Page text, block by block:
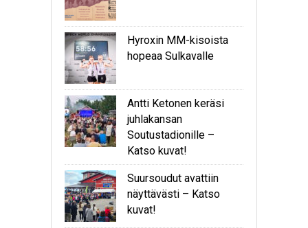
Hyroxin MM-kisoista
hopeaa Sulkavalle
Antti Ketonen keräsi
juhlakansan
Soutustadionille –
Katso kuvat!
Suursoudut avattiin
näyttävästi – Katso
kuvat!